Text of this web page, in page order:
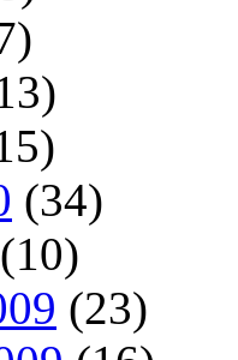
(34)
(10)
(23)